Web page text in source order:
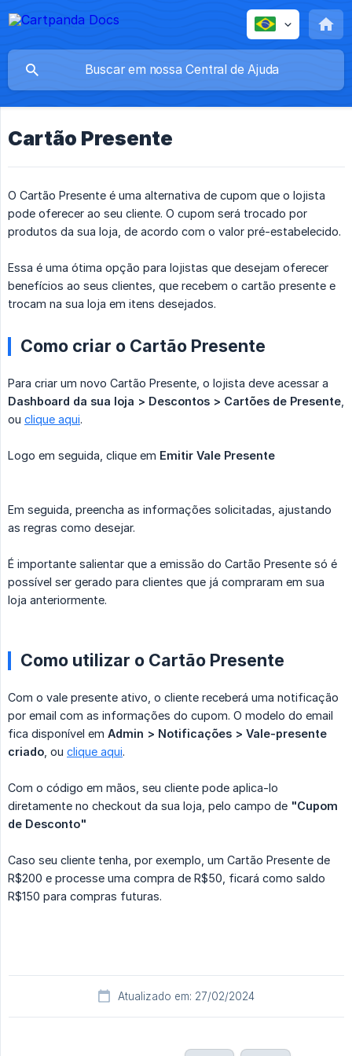
Cartão Presente
O Cartão Presente é uma alternativa de cupom que o lojista
pode oferecer ao seu cliente. O cupom será trocado por
produtos da sua loja, de acordo com o valor pré-estabelecido.
Essa é uma ótima opção para lojistas que desejam oferecer
benefícios ao seus clientes, que recebem o cartão presente e
trocam na sua loja em itens desejados.
Como criar o Cartão Presente
Para criar um novo Cartão Presente, o lojista deve acessar a
Dashboard da sua loja > Descontos > Cartões de Presente
ou clique aqui.
Logo em seguida, clique em Emitir Vale Presente
Em seguida, preencha as informações solicitadas, ajustando
as regras como desejar.
É importante salientar que a emissão do Cartão Presente só é
possível ser gerado para clientes que já compraram em sua
loja anteriormente.
Como utilizar o Cartão Presente
Com o vale presente ativo, o cliente receberá uma notificação
por email com as informações do cupom. O modelo do email
fica disponível em Admin > Notificações > Vale-presente
criado , ou clique aqui.
Com o código em mãos, seu cliente pode aplica-lo
diretamente no checkout da sua loja, pelo campo de "Cupom
de Desconto"
Caso seu cliente tenha, por exemplo, um Cartão Presente de
R$200 e processe uma compra de R$50, ficará como saldo
R$150 para compras futuras.
Atualizado em: 27/02/2024